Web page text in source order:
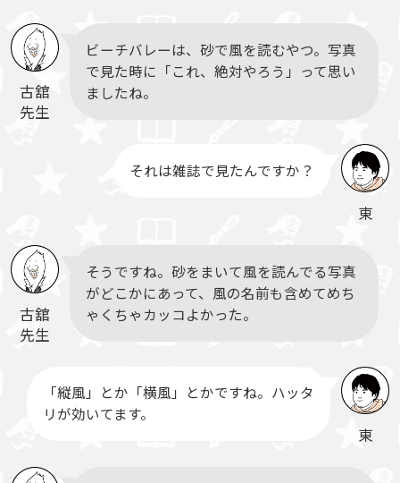
古舘
先生
ビーチバレーは、砂で風を読むやつ。写真
で見た時に「これ、絶対やろう」って思い
ましたね。
東
それは雑誌で見たんですか？
古舘
先生
そうですね。砂をまいて風を読んでる写真
がどこかにあって、風の名前も含めてめち
ゃくちゃカッコよかった。
東
「縦風」とか「横風」とかですね。ハッタ
リが効いてます。